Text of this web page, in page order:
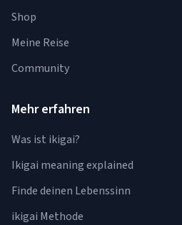
Shop
Meine Reise
Community
Mehr erfahren
Was ist ikigai?
Ikigai meaning explained
Finde deinen Lebenssinn
ikigai Methode